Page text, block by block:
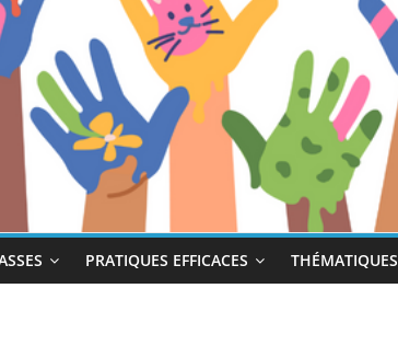
PRATIQUES EFFICACES THÉMATIQUES